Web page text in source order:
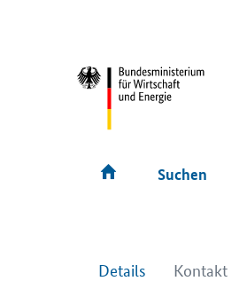
Suchen
Details Kontakt